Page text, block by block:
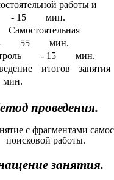
работы и
- 15 мин.
- 55 мин.
- 15 мин.
итогов
проведения.
с фрагментами
поисковой работы.
занятия.